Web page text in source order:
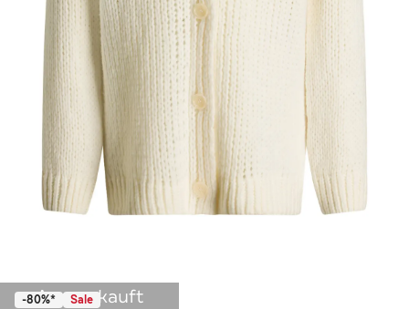
Ausverkauft
-80%* Sale